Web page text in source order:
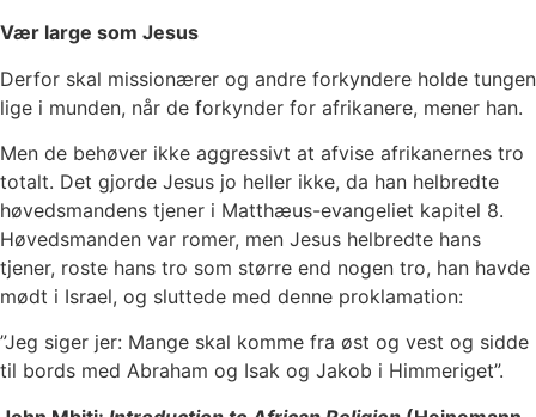
Vær large som Jesus
Derfor skal missionærer og andre forkyndere holde tungen
lige i munden, når de forkynder for afrikanere, mener han.
Men de behøver ikke aggressivt at afvise afrikanernes tro
totalt. Det gjorde Jesus jo heller ikke, da han helbredte
høvedsmandens tjener i Matthæus-evangeliet kapitel 8.
Høvedsmanden var romer, men Jesus helbredte hans
tjener, roste hans tro som større end nogen tro, han havde
mødt i Israel, og sluttede med denne proklamation:
”Jeg siger jer: Mange skal komme fra øst og vest og sidde
til bords med Abraham og Isak og Jakob i Himmeriget”.